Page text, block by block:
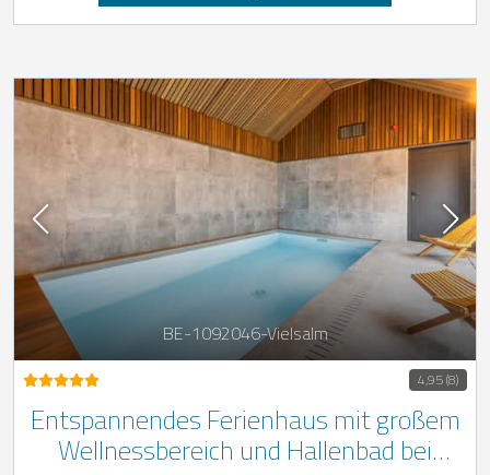
BE-1092046-Vielsalm
4,95 (8)
Entspannendes Ferienhaus mit großem
Wellnessbereich und Hallenbad bei